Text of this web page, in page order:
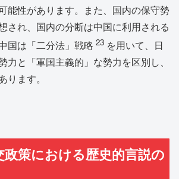
能性があります。また、国内の保守勢
され、国内の分断は中国に利用される
国は「二分法」戦略 23 を用いて、日
力と「軍国主義的」な勢力を区別し、
ります。
政策における歴史的言説の